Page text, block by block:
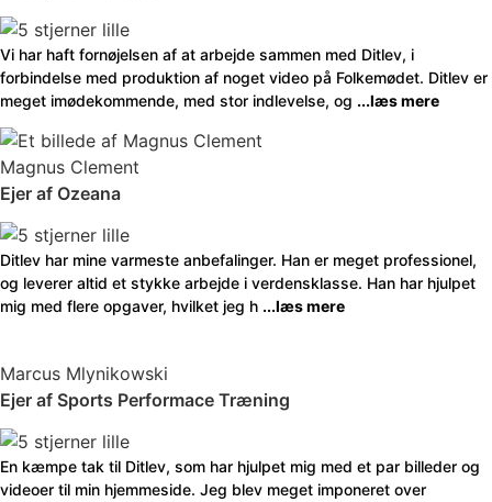
Vi har haft fornøjelsen af at arbejde sammen med Ditlev, i
forbindelse med produktion af noget video på Folkemødet. Ditlev er
meget imødekommende, med stor indlevelse, og ...læs mere
Magnus Clement
Ejer af Ozeana
Ditlev har mine varmeste anbefalinger. Han er meget professionel,
og leverer altid et stykke arbejde i verdensklasse. Han har hjulpet
mig med flere opgaver, hvilket jeg h ...læs mere
Marcus Mlynikowski
Ejer af Sports Performace Træning
En kæmpe tak til Ditlev, som har hjulpet mig med et par billeder og
videoer til min hjemmeside. Jeg blev meget imponeret over